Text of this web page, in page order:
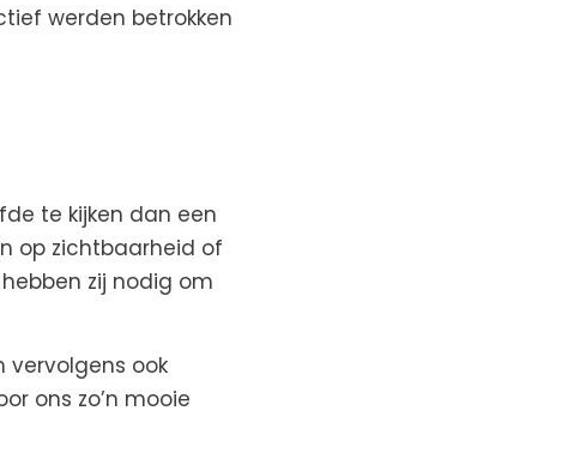
werden betrokken
te kijken dan een
op zichtbaarheid of
zij nodig om
vervolgens ook
ons zo’n mooie